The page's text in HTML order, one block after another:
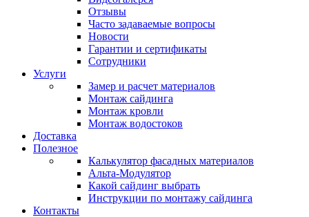
Отзывы
Часто задаваемые вопросы
Новости
Гарантии и сертификаты
Сотрудники
Услуги
Замер и расчет материалов
Монтаж сайдинга
Монтаж кровли
Монтаж водостоков
Доставка
Полезное
Калькулятор фасадных материалов
Альта-Модулятор
Какой сайдинг выбрать
Инструкции по монтажу сайдинга
Контакты